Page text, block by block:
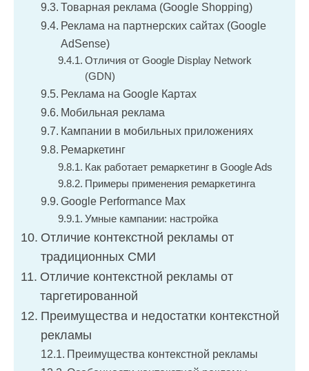
Товарная реклама (Google Shopping)
Реклама на партнерских сайтах (Google
AdSense)
Отличия от Google Display Network
(GDN)
Реклама на Google Картах
Мобильная реклама
Кампании в мобильных приложениях
Ремаркетинг
Как работает ремаркетинг в Google Ads
Примеры применения ремаркетинга
Google Performance Max
Умные кампании: настройка
Отличие контекстной рекламы от
традиционных СМИ
Отличие контекстной рекламы от
таргетированной
Преимущества и недостатки контекстной
рекламы
Преимущества контекстной рекламы